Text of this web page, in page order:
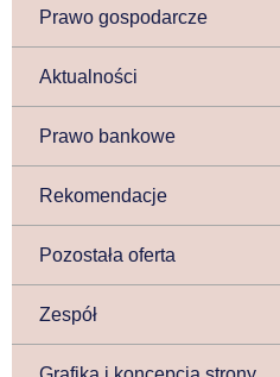
Prawo gospodarcze
Aktualności
Prawo bankowe
Rekomendacje
Pozostała oferta
Zespół